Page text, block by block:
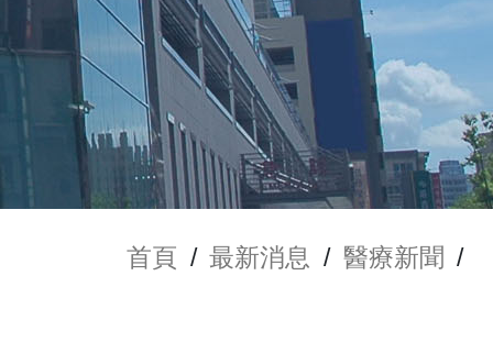
首頁 / 最新消息 / 醫療新聞 /